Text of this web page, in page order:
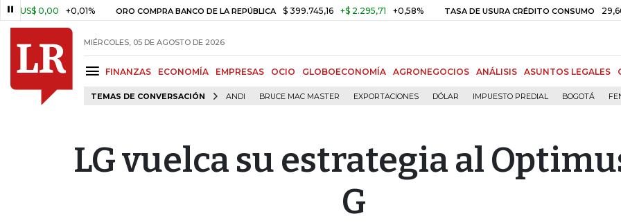
0,00 +0,01% ORO COMPRA BANCO DE LA REPÚBLICA $ 399.745,16 +$ 2.295,71 +0,58% TASA DE USURA CRÉDITO CONSUMO 29,66%
MIÉRCOLES, 05 DE AGOSTO DE 2026
FINANZAS ECONOMÍA EMPRESAS OCIO GLOBOECONOMÍA AGRONEGOCIOS ANÁLISIS ASUNTOS LEGALES
TEMAS DE CONVERSACIÓN ANDI BRUCE MAC MASTER EXPORTACIONES DÓLAR IMPUESTO PREDIAL BOGOTÁ
LG vuelca su estrategia al
G